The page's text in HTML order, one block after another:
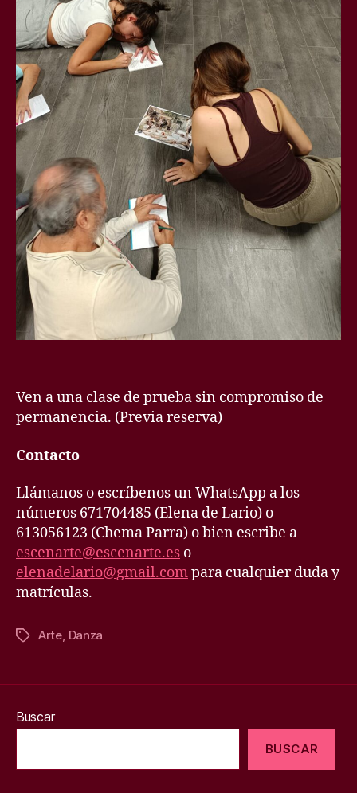
Ven a una clase de prueba sin compromiso de
permanencia. (Previa reserva)
Contacto
Llámanos o escríbenos un WhatsApp a los
números 671704485 (Elena de Lario) o
613056123 (Chema Parra) o bien escribe a
escenarte@escenarte.es o
elenadelario@gmail.compara cualquier duda y
matrículas.
Etiquetas
Arte, Danza
Buscar
BUSCAR